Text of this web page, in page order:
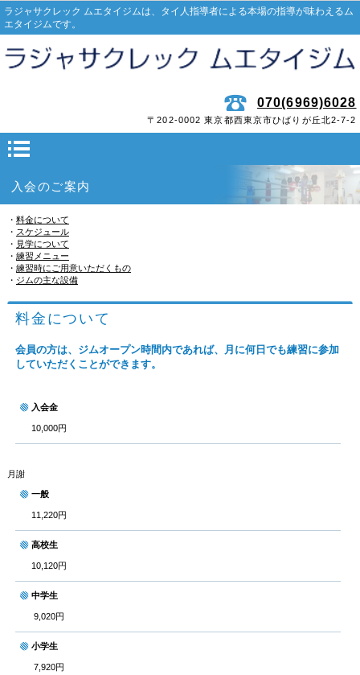
ラジャサクレック ムエタイジムは、タイ人指導者による本場の指導が味わえるム
エタイジムです。
070(6969)6028
〒202-0002 東京都西東京市ひばりが丘北2-7-2
入会のご案内
・ 料金について
・ スケジュール
・ 見学について
・ 練習メニュー
・ 練習時にご用意いただくもの
・ ジムの主な設備
料金について
会員の方は、ジムオープン時間内であれば、月に何日でも練習に参加
していただくことができます。
入会金
10,000円
月謝
一般
11,220円
高校生
10,120円
中学生
9,020円
小学生
7,920円